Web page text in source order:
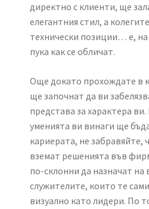
директно с клиенти, ще
елегантния стил, а
технически позиции… е, на
пука как се обличат.
Още докато прохождате в
ще започнат да ви
представа за характера
уменията ви винаги ще
кариерата, не забравяйте,
вземат решенията във
по-склонни да назначат на
служителите, които те
визуално като лидери. По